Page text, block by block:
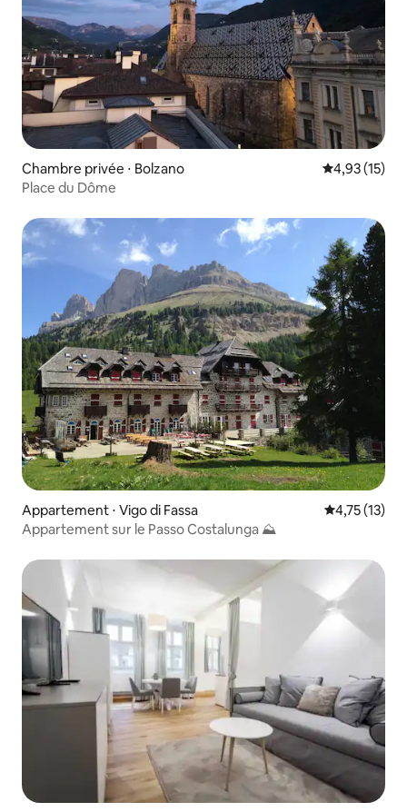
Chambre privée ⋅ Bolzano Évaluation
4,93 (15)
Place du Dôme
Appartement ⋅ Vigo di Fassa Évaluation
4,75 (13)
Appartement sur le Passo Costalunga ⛰